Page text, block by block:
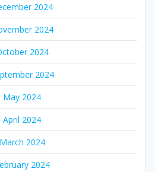
2024
2024
2024
2024
May 2024
April 2024
March 2024
2024